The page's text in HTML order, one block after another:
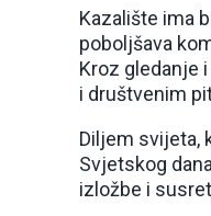
Kazalište ima
poboljšava
Kroz gledanje
i društvenim
Diljem svijeta,
Svjetskog
izložbe i